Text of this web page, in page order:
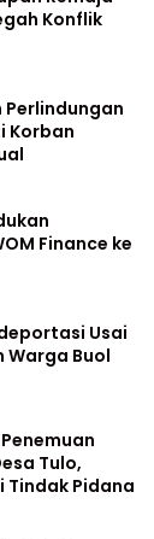
Konflik
Perlindungan
Korban
Finance ke
Usai
Warga Buol
Tulo,
Tindak Pidana